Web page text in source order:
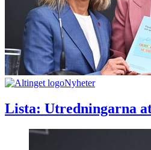
Nyheter
Lista: Utredningarna